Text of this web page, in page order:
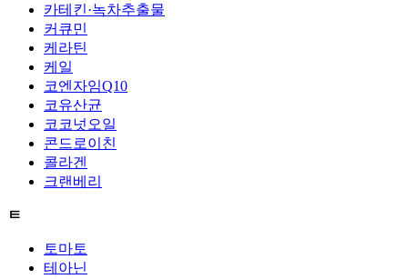
카테킨·녹차추출물
커큐민
케라틴
케일
코엔자임Q10
코유산균
코코넛오일
콘드로이친
콜라겐
크랜베리
ㅌ
토마토
테아닌